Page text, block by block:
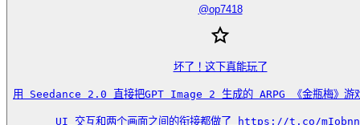
@op7418
坏了！这下真能玩了
用 Seedance 2.0 直接把GPT Image 2 生成的 ARPG 《金瓶梅》游
UI 交互和两个画面之间的衔接都做了 https://t.co/